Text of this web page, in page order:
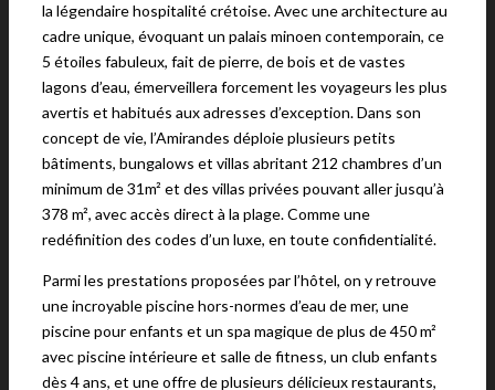
la légendaire hospitalité crétoise. Avec une architecture au
cadre unique, évoquant un palais minoen contemporain, ce
5 étoiles fabuleux, fait de pierre, de bois et de vastes
lagons d’eau, émerveillera forcement les voyageurs les plus
avertis et habitués aux adresses d’exception. Dans son
concept de vie, l’Amirandes déploie plusieurs petits
bâtiments, bungalows et villas abritant 212 chambres d’un
minimum de 31m² et des villas privées pouvant aller jusqu’à
378 m², avec accès direct à la plage. Comme une
redéfinition des codes d’un luxe, en toute confidentialité.
Parmi les prestations proposées par l’hôtel, on y retrouve
une incroyable piscine hors-normes d’eau de mer, une
piscine pour enfants et un spa magique de plus de 450 m²
avec piscine intérieure et salle de fitness, un club enfants
dès 4 ans, et une offre de plusieurs délicieux restaurants,